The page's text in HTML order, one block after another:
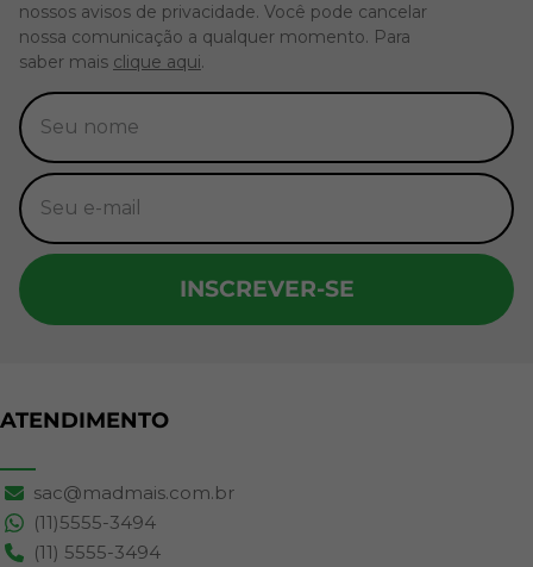
nossos avisos de privacidade. Você pode cancelar
nossa comunicação a qualquer momento. Para
saber mais clique aqui.
INSCREVER-SE
ATENDIMENTO
sac@madmais.com.br
(11)5555-3494
(11) 5555-3494